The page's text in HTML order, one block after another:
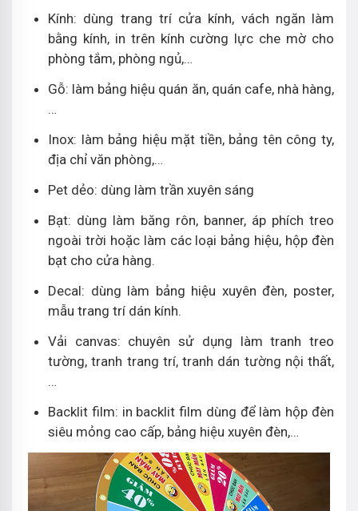
Kính: dùng trang trí cửa kính, vách ngăn làm
bằng kính, in trên kính cường lực che mờ cho
phòng tắm, phòng ngủ,…
Gỗ: làm bảng hiệu quán ăn, quán cafe, nhà hàng,
…
Inox: làm bảng hiệu mặt tiền, bảng tên công ty,
địa chỉ văn phòng,…
Pet dẻo: dùng làm trần xuyên sáng
Bạt: dùng làm băng rôn, banner, áp phích treo
ngoài trời hoặc làm các loại bảng hiệu, hộp đèn
bạt cho cửa hàng.
Decal: dùng làm bảng hiệu xuyên đèn, poster,
mẫu trang trí dán kính.
Vải canvas: chuyên sử dụng làm tranh treo
tường, tranh trang trí, tranh dán tường nội thất,
…
Backlit film: in backlit film dùng để làm hộp đèn
siêu mỏng cao cấp, bảng hiệu xuyên đèn,…